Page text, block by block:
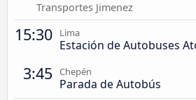
Transportes Jimenez
15:30 Lima
Estación de Autobuses
3:45 Chepén
Parada de Autobús